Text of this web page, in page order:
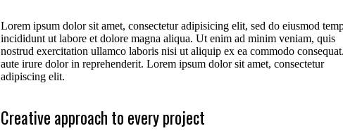
Lorem ipsum dolor sit amet, consectetur adipisicing elit, sed do eiusmod
incididunt ut labore et dolore magna aliqua. Ut enim ad minim veniam, quis
nostrud exercitation ullamco laboris nisi ut aliquip ex ea commodo
aute irure dolor in reprehenderit. Lorem ipsum dolor sit amet, consectetur
adipiscing elit.
Creative approach to every project